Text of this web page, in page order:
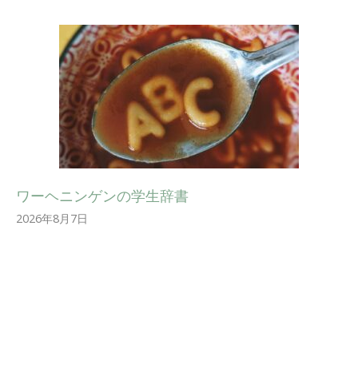
ワーヘニンゲンの学生辞書
2026年8月7日